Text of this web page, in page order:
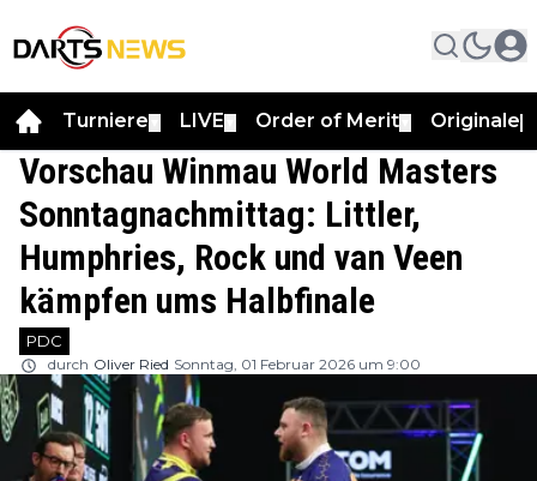
Turniere LIVE Order of Merit Originale
Vorschau Winmau World Masters
Sonntagnachmittag: Littler,
Humphries, Rock und van Veen
kämpfen ums Halbfinale
PDC
durch Oliver Ried Sonntag, 01 Februar 2026 um 9:00